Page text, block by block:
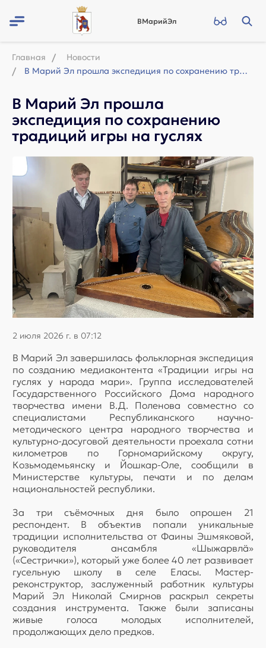
ВМарийЭл
Главная
Новости
В Марий Эл прошла экспедиция по сохранению традиций игры на гуслях
В Марий Эл прошла
экспедиция по сохранению
традиций игры на гуслях
2 июля 2026 г. в 07:12
В Марий Эл завершилась фольклорная экспедиция
по созданию медиаконтента «Традиции игры на
гуслях у народа мари». Группа исследователей
Государственного Российского Дома народного
творчества имени В.Д. Поленова совместно со
специалистами Республиканского научно-
методического центра народного творчества и
культурно-досуговой деятельности проехала сотни
километров по Горномарийскому округу,
Козьмодемьянску и Йошкар-Оле, сообщили в
Министерстве культуры, печати и по делам
национальностей республики.
За три съёмочных дня было опрошен 21
респондент. В объектив попали уникальные
традиции исполнительства от Фаины Эшмяковой,
руководителя ансамбля «Шыжарвлӓ»
(«Сестрички»), который уже более 40 лет развивает
гусельную школу в селе Еласы. Мастер-
реконструктор, заслуженный работник культуры
Марий Эл Николай Смирнов раскрыл секреты
создания инструмента. Также были записаны
живые голоса молодых исполнителей,
продолжающих дело предков.